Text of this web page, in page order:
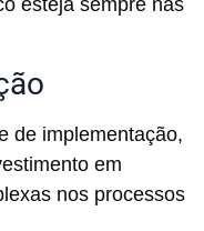
esteja sempre nas
de implementação,
em
nos processos